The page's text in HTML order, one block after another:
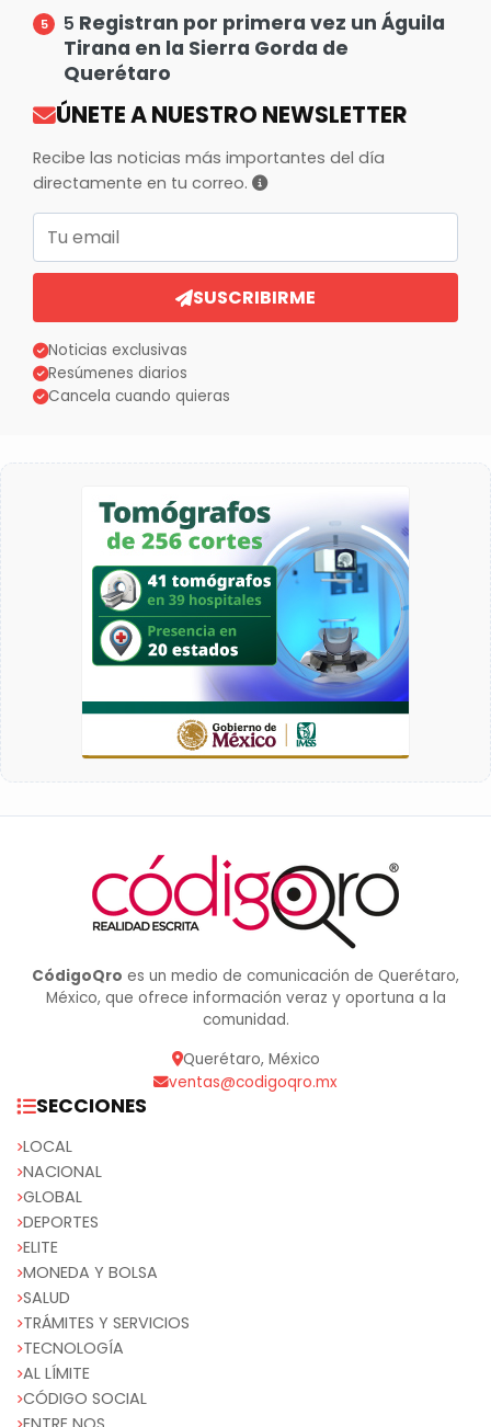
5 Registran por primera vez un Águila
Tirana en la Sierra Gorda de
Querétaro
ÚNETE A NUESTRO NEWSLETTER
Recibe las noticias más importantes del día
directamente en tu correo.
Correo electrónico
SUSCRIBIRME
Noticias exclusivas
Resúmenes diarios
Cancela cuando quieras
CódigoQro es un medio de comunicación de Querétaro,
México, que ofrece información veraz y oportuna a la
comunidad.
Querétaro, México
ventas@codigoqro.mx
SECCIONES
LOCAL
NACIONAL
GLOBAL
DEPORTES
ELITE
MONEDA Y BOLSA
SALUD
TRÁMITES Y SERVICIOS
TECNOLOGÍA
AL LÍMITE
CÓDIGO SOCIAL